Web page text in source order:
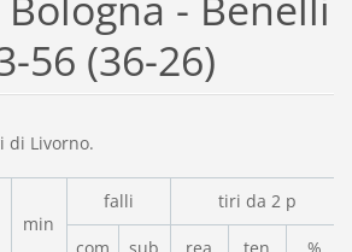
56 (36-26)
di Livorno.
min
falli tiri da 2 p
com sub rea ten %